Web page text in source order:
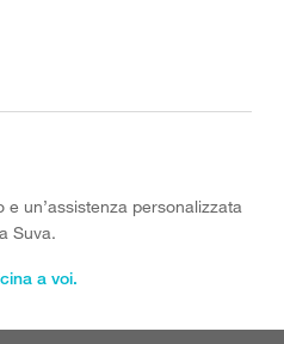
un’assistenza personalizzata
Suva.
a voi.